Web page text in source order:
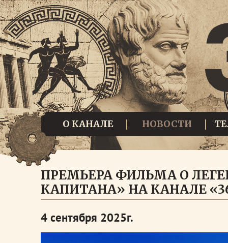
О КАНАЛЕ НОВОСТИ
ПРЕМЬЕРА ФИЛЬМА О
КАПИТАНА» НА КАНАЛЕ
4 сентября 2025г.